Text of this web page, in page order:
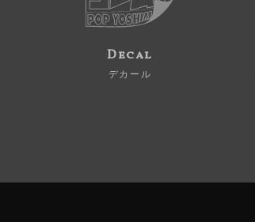
Decal
デカール